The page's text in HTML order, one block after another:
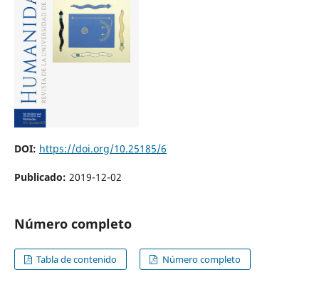
DOI: https://doi.org/10.25185/6
Publicado: 2019-12-02
Número completo
Tabla de contenido Número completo